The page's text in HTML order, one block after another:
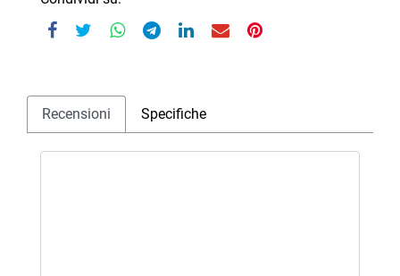
Recensioni Specifiche